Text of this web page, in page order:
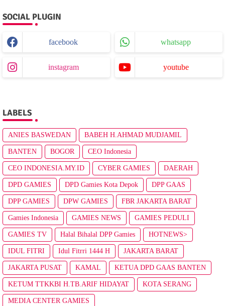
SOCIAL PLUGIN
facebook whatsapp
instagram youtube
LABELS
ANIES BASWEDAN BABEH H.AHMAD MUDJAMIL
BANTEN BOGOR CEO Indonesia
CEO INDONESIA.MY.ID CYBER GAMIES DAERAH
DPD GAMIES DPD Gamies Kota Depok DPP GAAS
DPP GAMIES DPW GAMIES FBR JAKARTA BARAT
Gamies Indonesia GAMIES NEWS GAMIES PEDULI
GAMIES TV Halal Bihalal DPP Gamies HOTNEWS>
IDUL FITRI Idul Fitrri 1444 H JAKARTA BARAT
JAKARTA PUSAT KAMAL KETUA DPD GAAS BANTEN
KETUM TTKKBI H.TB.ARIF HIDAYAT KOTA SERANG
MEDIA CENTER GAMIES